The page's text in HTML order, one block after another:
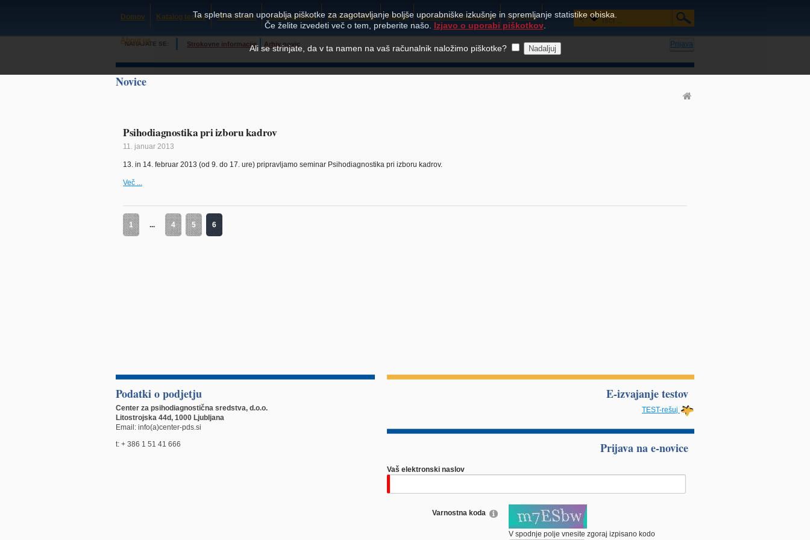
Domov Katalog testov TESTcenter Usposabljanja SCHUHFRIED Nakup Strokovne informacije O Centru
About us Prijava
NAHAJATE SE: Strokovne informacije Arhiv novic
Novice
Psihodiagnostika pri izboru kadrov
11. januar 2013
13. in 14. februar 2013 (od 9. do 17. ure) pripravljamo seminar Psihodiagnostika pri izboru kadrov.
Več ...
1 ... 4 5 6
Podatki o podjetju
Center za psihodiagnostična sredstva, d.o.o.
Litostrojska 44d, 1000 Ljubljana
Email: info(a)center-pds.si
t: + 386 1 51 41 666
E-izvajanje testov
TEST-rešuj
Prijava na e-novice
Vaš elektronski naslov
Varnostna koda
V spodnje polje vnesite zgoraj izpisano kodo
Ta spletna stran uporablja piškotke za zagotavljanje boljše uporabniške izkušnje in spremljanje statistike obiska.
Če želite izvedeti več o tem, preberite našo. Izjavo o uporabi piškotkov.
Ali se strinjate, da v ta namen na vaš računalnik naložimo piškotke?